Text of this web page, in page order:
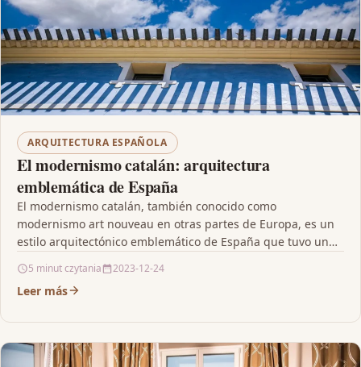
ARQUITECTURA ESPAÑOLA
El modernismo catalán: arquitectura
emblemática de España
El modernismo catalán, también conocido como
modernismo art nouveau en otras partes de Europa, es un
estilo arquitectónico emblemático de España que tuvo un…
5 minut czytania 2023-12-24
Leer más